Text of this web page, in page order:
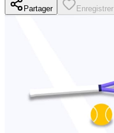
Partager Enregistrer